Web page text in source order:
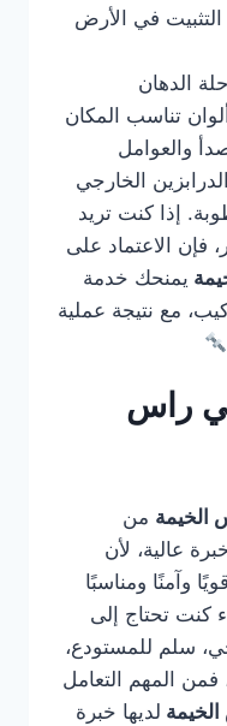
التثبيت في الأرض
الدهان
تناسب المكان
والعوامل
الخارجي
إذا كنت تريد
فإن الاعتماد على
يمنحك خدمة
مع نتيجة عملية
راس
الخيمة من
عالية، لأن
وآمنًا ومناسبًا
كنت تحتاج إلى
سلم للمستودع،
المهم التعامل
لديها خبرة